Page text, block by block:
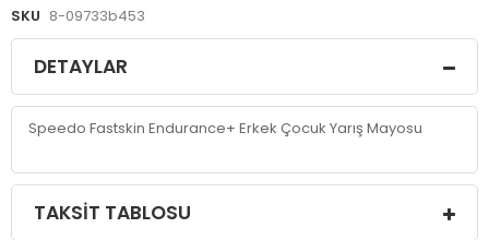
SKU 8-09733b453
DETAYLAR
Speedo Fastskin Endurance+ Erkek Çocuk Yarış Mayosu
TAKSIT TABLOSU